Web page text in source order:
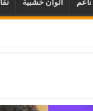
ألوان خشبية